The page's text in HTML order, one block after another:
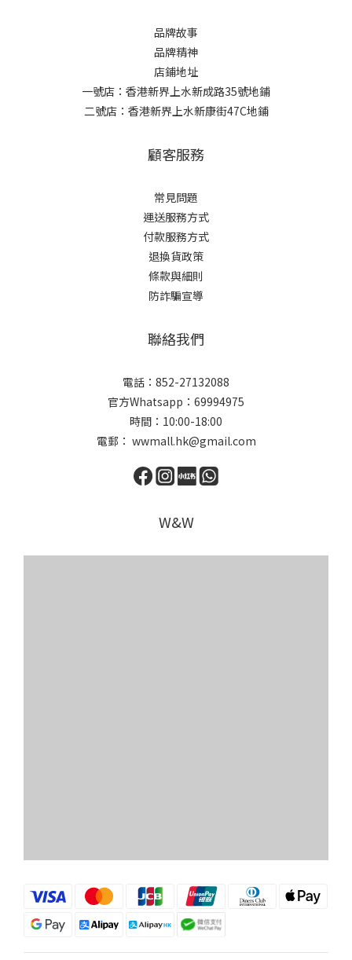
品牌故事
品牌精神
店鋪地址
一號店：香港新界上水新成路35號地鋪
二號店：香港新界上水新康街47C地鋪
顧客服務
常見問題
運送服務方式
付款服務方式
退換貨政策
條款與細則
防詐騙宣導
聯絡我們
電話：852-27132088
官方Whatsapp：69994975
時間：10:00-18:00
電郵： wwmall.hk@gmail.com
W&W